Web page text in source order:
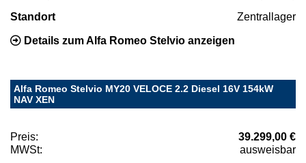
Standort Zentrallager
Details zum Alfa Romeo Stelvio anzeigen
Alfa Romeo Stelvio MY20 VELOCE 2.2 Diesel 16V 154kW
NAV XEN
Preis:
39.299,00 €
MWSt:
ausweisbar